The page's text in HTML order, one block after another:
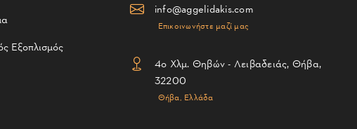
Εξοπλισμός
info@aggelidakis.com
Επικοινωνήστε μαζί μας
4ο Χλμ. Θηβών - Λειβαδειάς, Θήβα,
32200
Θήβα, Ελλάδα